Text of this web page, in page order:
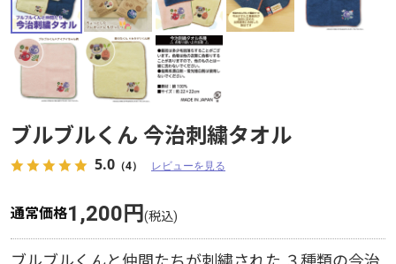
ブルブルくん 今治刺繍タオル
5.0 （4） レビューを見る
通常価格1,200円
ブルブルくん 今治刺繍タオル
5.0 （4） レビューを見る
通常価格1,200円